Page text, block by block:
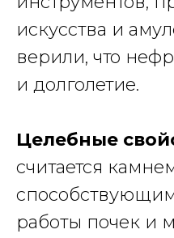
искусства и
верили, что
и долголетие.
Целебные
считается
работы почек и